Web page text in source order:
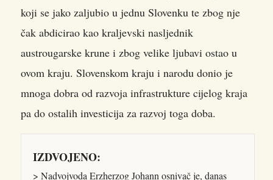
koji se jako zaljubio u jednu Slovenku te zbog nje
čak abdicirao kao kraljevski nasljednik
austrougarske krune i zbog velike ljubavi ostao u
ovom kraju. Slovenskom kraju i narodu donio je
mnoga dobra od razvoja infrastrukture cijelog kraja
pa do ostalih investicija za razvoj toga doba.
IZDVOJENO:
> Nadvojvoda Erzherzog Johann osnivač je, danas